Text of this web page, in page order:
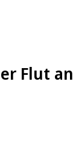
Flut an